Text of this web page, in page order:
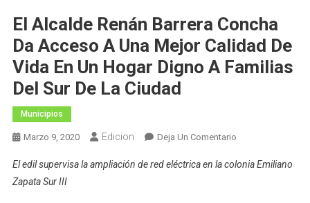
El Alcalde Renán Barrera Concha
Da Acceso A Una Mejor Calidad De
Vida En Un Hogar Digno A Familias
Del Sur De La Ciudad
Municipios
Marzo 9, 2020 Edicion Deja Un ComentarioEn
Alcalde
El edil supervisa la ampliación de red eléctrica en la colonia Emiliano
Zapata Sur III